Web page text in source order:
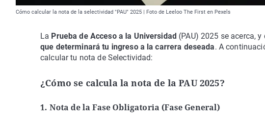
Cómo calcular la nota de la selectividad "PAU" 2025 | Foto de Leeloo The First en Pexels
La Prueba de Acceso a la Universidad (PAU) 2025 se acerca,
que determinará tu ingreso a la carrera deseada. A
calcular tu nota de Selectividad:
¿Cómo se calcula la nota de la PAU 2025?
1. Nota de la Fase Obligatoria (Fase General)